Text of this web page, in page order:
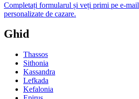
Completați formularul și veți primi pe e-
personalizate de cazare.
Ghid
Thassos
Sithonia
Kassandra
Lefkada
Kefalonia